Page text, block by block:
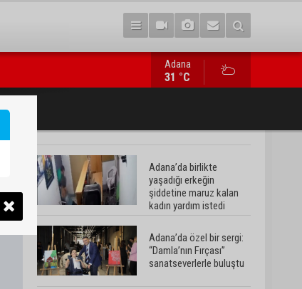
Adana’da 52 yıllık yorgancı mesleğinin geleceğinden
Adana
31 °C
Adana’da birlikte
yaşadığı erkeğin
şiddetine maruz kalan
kadın yardım istedi
Adana’da özel bir sergi:
“Damla’nın Fırçası”
sanatseverlerle buluştu